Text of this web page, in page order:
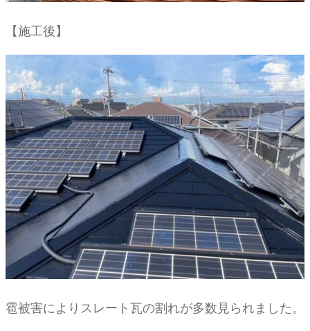
【施工後】
雹被害によりスレート瓦の割れが多数見られました。